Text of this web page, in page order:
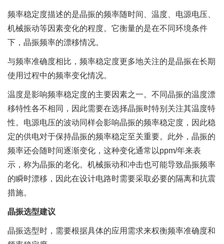
频率稳定度描述的是晶振的频率随时间、温度、电源电压、
机械振动等因素变化的程度。它衡量的是在不同环境条件
下，晶振频率的漂移情况。
与频率准确度相比，频率稳定度更多地关注的是晶振在长期
使用过程中的频率变化情况。
温度是影响频率稳定度的主要因素之一。不同晶振的温度漂
移特性各不相同，因此需要在选择晶振时特别关注其温度特
性。电源电压的波动同样会影响晶振的频率稳定度，因此稳
定的供电对于保持晶振的频率稳定至关重要。此外，晶振的
频率还会随时间逐渐变化，这种变化通常以ppm/年来表
示，称为晶振的老化。机械振动和冲击也可能导致晶振频率
的瞬时漂移，因此在设计电路时需要采取必要的隔离和抗震
措施。
晶振选型建议
晶振选型时，需要根据具体的应用需求来权衡频率准确度和